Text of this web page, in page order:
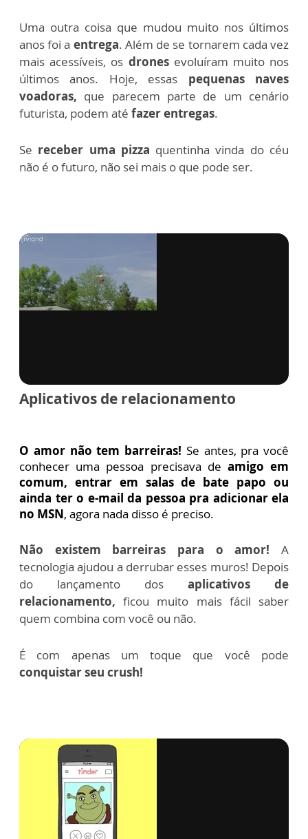
Uma outra coisa que mudou muito nos últimos
anos foi a entrega. Além de se tornarem cada vez
mais acessíveis, os dronesevoluíram muito nos
últimos anos. Hoje, essas pequenas naves
voadoras, que parecem parte de um cenário
futurista, podem até fazer entregas.
Se receber uma pizza quentinha vinda do céu
não é o futuro, não sei mais o que pode ser.
Aplicativos de relacionamento
O amor não tem barreiras! Se antes, pra você
conhecer uma pessoa precisava de amigo em
comum, entrar em salas de bate papo ou
ainda ter o e-mail da pessoa pra adicionar ela
no MSN, agora nada disso é preciso.
Não existem barreiras para o amor! A
tecnologia ajudou a derrubar esses muros! Depois
do lançamento dos aplicativos de
relacionamento, ficou muito mais fácil saber
quem combina com você ou não.
É com apenas um toque que você pode
conquistar seu crush!